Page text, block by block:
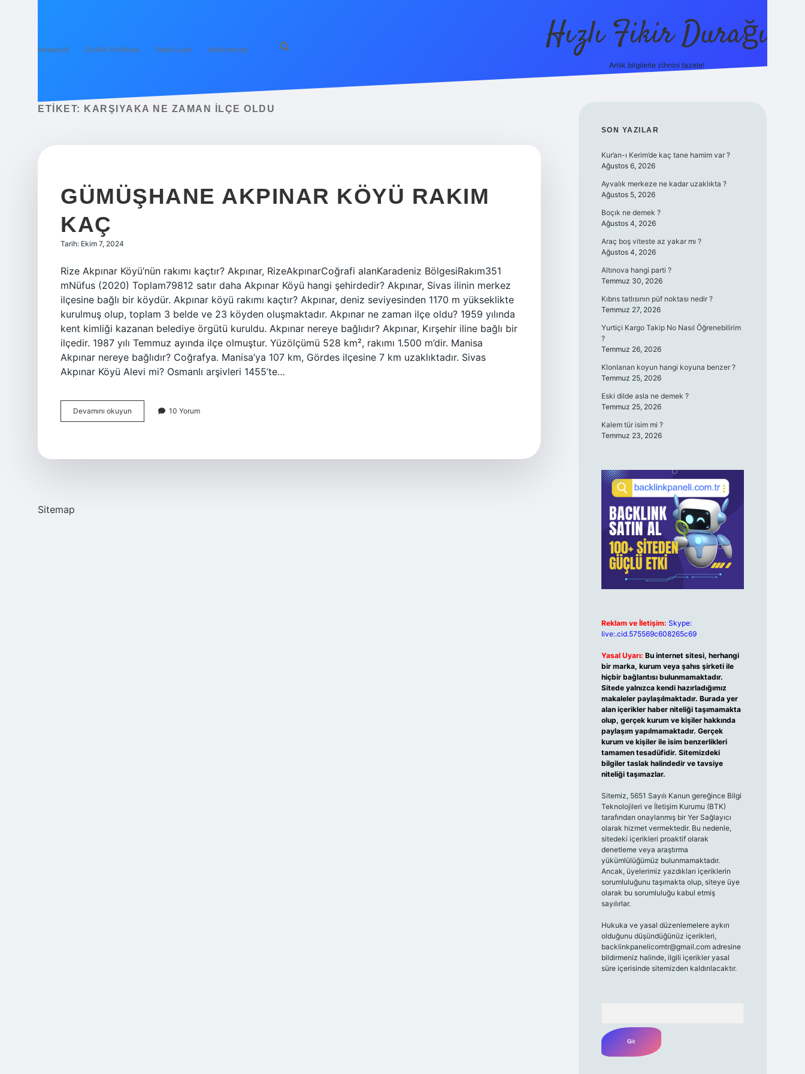
Anasayfa Gizlilik Politikası Yasal Uyarı Hakkımızda Hızlı Fikir Durağı
Anlık bilgilerle zihnini tazele!
ETIKET: KARŞIYAKA NE ZAMAN ILÇE OLDU
GÜMÜŞHANE AKPINAR KÖYÜ RAKIM
KAÇ
Tarih: Ekim 7, 2024
Rize Akpınar Köyü’nün rakımı kaçtır? Akpınar, RizeAkpınarCoğrafi alanKaradeniz BölgesiRakım351
mNüfus (2020) Toplam79812 satır daha Akpınar Köyü hangi şehirdedir? Akpınar, Sivas ilinin merkez
ilçesine bağlı bir köydür. Akpınar köyü rakımı kaçtır? Akpınar, deniz seviyesinden 1170 m yükseklikte
kurulmuş olup, toplam 3 belde ve 23 köyden oluşmaktadır. Akpınar ne zaman ilçe oldu? 1959 yılında
kent kimliği kazanan belediye örgütü kuruldu. Akpınar nereye bağlıdır? Akpınar, Kırşehir iline bağlı bir
ilçedir. 1987 yılı Temmuz ayında ilçe olmuştur. Yüzölçümü 528 km², rakımı 1.500 m’dir. Manisa
Akpınar nereye bağlıdır? Coğrafya. Manisa’ya 107 km, Gördes ilçesine 7 km uzaklıktadır. Sivas
Akpınar Köyü Alevi mi? Osmanlı arşivleri 1455’te…
Devamını okuyun Gümüşhane
Akpınar
10 Yorum
Sitemap
SIDEBAR
SON YAZILAR
Kur’an-ı Kerim’de kaç tane hamim var ?
Ağustos 6, 2026
Ayvalık merkeze ne kadar uzaklıkta ?
Ağustos 5, 2026
Boçık ne demek ?
Ağustos 4, 2026
Araç boş viteste az yakar mı ?
Ağustos 4, 2026
Altınova hangi parti ?
Temmuz 30, 2026
Kıbrıs tatlısının püf noktası nedir ?
Temmuz 27, 2026
Yurtiçi Kargo Takip No Nasıl Öğrenebilirim
?
Temmuz 26, 2026
Klonlanan koyun hangi koyuna benzer ?
Temmuz 25, 2026
Eski dilde asla ne demek ?
Temmuz 25, 2026
Kalem tür isim mi ?
Temmuz 23, 2026
Reklam ve İletişim: Skype:
live:.cid.575569c608265c69
Yasal Uyarı: Bu internet sitesi, herhangi
bir marka, kurum veya şahıs şirketi ile
hiçbir bağlantısı bulunmamaktadır.
Sitede yalnızca kendi hazırladığımız
makaleler paylaşılmaktadır. Burada yer
alan içerikler haber niteliği taşımamakta
olup, gerçek kurum ve kişiler hakkında
paylaşım yapılmamaktadır. Gerçek
kurum ve kişiler ile isim benzerlikleri
tamamen tesadüfidir. Sitemizdeki
bilgiler taslak halindedir ve tavsiye
niteliği taşımazlar.
Sitemiz, 5651 Sayılı Kanun gereğince Bilgi
Teknolojileri ve İletişim Kurumu (BTK)
tarafından onaylanmış bir Yer Sağlayıcı
olarak hizmet vermektedir. Bu nedenle,
sitedeki içerikleri proaktif olarak
denetleme veya araştırma
yükümlülüğümüz bulunmamaktadır.
Ancak, üyelerimiz yazdıkları içeriklerin
sorumluluğunu taşımakta olup, siteye üye
olarak bu sorumluluğu kabul etmiş
sayılırlar.
Hukuka ve yasal düzenlemelere aykırı
olduğunu düşündüğünüz içerikleri,
backlinkpanelicomtr@gmail.comadresine
bildirmeniz halinde, ilgili içerikler yasal
süre içerisinde sitemizden kaldırılacaktır.